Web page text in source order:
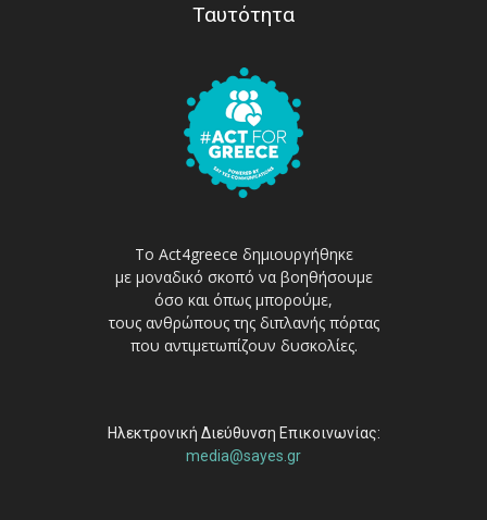
Ταυτότητα
Το Act4greece δημιουργήθηκε
με μοναδικό σκοπό να βοηθήσουμε
όσο και όπως μπορούμε,
τους ανθρώπους της διπλανής πόρτας
που αντιμετωπίζουν δυσκολίες.
Ηλεκτρονική Διεύθυνση Επικοινωνίας:
media@sayes.gr